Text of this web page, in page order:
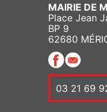
MAIRIE DE
Place Jean
BP 9
62680
03 21 69